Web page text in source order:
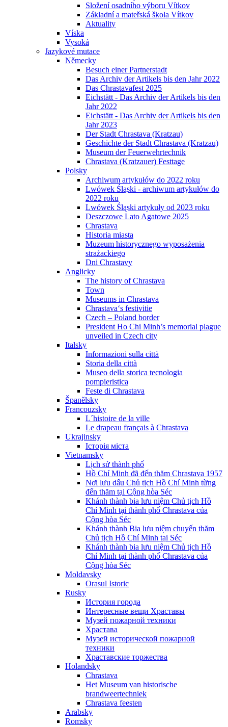
Složení osadního výboru Vítkov
Základní a mateřská škola Vítkov
Aktuality
Víska
Vysoká
Jazykové mutace
Německy
Besuch einer Partnerstadt
Das Archiv der Artikels bis den Jahr 2022
Das Chrastavafest 2025
Eichstätt - Das Archiv der Artikels bis den
Jahr 2022
Eichstätt - Das Archiv der Artikels bis den
Jahr 2023
Der Stadt Chrastava (Kratzau)
Geschichte der Stadt Chrastava (Kratzau)
Museum der Feuerwehrtechnik
Chrastava (Kratzauer) Festtage
Polsky
Archiwum artykułów do 2022 roku
Lwówek Śląski - archiwum artykułów do
2022 roku
Lwówek Śląski artykuły od 2023 roku
Deszczowe Lato Agatowe 2025
Chrastava
Historia miasta
Muzeum historycznego wyposażenia
strażackiego
Dni Chrastavy
Anglicky
The history of Chrastava
Town
Museums in Chrastava
Chrastava‘s festivitie
Czech – Poland border
President Ho Chi Minh’s memorial plague
unveiled in Czech city
Italsky
Informazioni sulla città
Storia della città
Museo della storica tecnologia
pompieristica
Feste di Chrastava
Španělsky
Francouzsky
L´histoire de la ville
Le drapeau français à Chrastava
Ukrajinsky
Історія міста
Vietnamsky
Lịch sử thành phố
Hồ Chí Minh đã đến thăm Chrastava 1957
Nơi lưu dấu Chủ tịch Hồ Chí Minh từng
đến thăm tại Cộng hòa Séc
Khánh thành bia lưu niệm Chủ tịch Hồ
Chí Minh tại thành phố Chrastava của
Cộng hòa Séc
Khánh thành Bia lưu niệm chuyến thăm
Chủ tịch Hồ Chí Minh tại Séc
Khánh thành bia lưu niệm Chủ tịch Hồ
Chí Minh tại thành phố Chrastava của
Cộng hòa Séc
Moldavsky
Orasul Istoric
Rusky
История города
Интересные вещи Храставы
Музей пожарной техники
Храстава
Музей исторической пожарной
техники
Храставские торжества
Holandsky
Chrastava
Het Museum van historische
brandweertechniek
Chrastava feesten
Arabsky
Romsky